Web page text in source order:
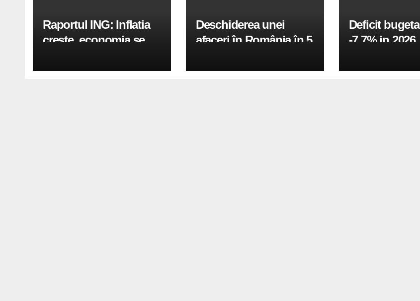
Raportul ING: Inflatia
creste, economia se
in a doua jumatate a
Deschiderea unei
afaceri în România în 5
Deficit
-7,7% in 2026,
fiind de 6%